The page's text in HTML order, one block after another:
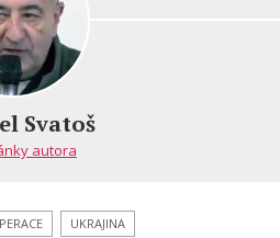
Svatoš
autora
UKRAJINA